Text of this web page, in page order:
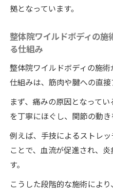
拠となっています。
整体院ワイルドボディの
る仕組み
整体院ワイルドボディの施
仕組みは、筋肉や腱への直接
まず、痛みの原因となって
を丁寧にほぐし、関節の動き
例えば、手技によるストレ
ことで、血流が促進され、
す。
こうした段階的な施術によ